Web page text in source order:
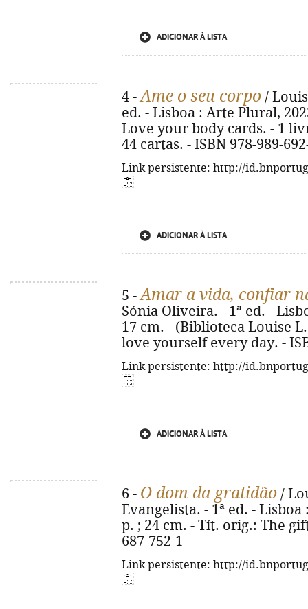
ADICIONAR À LISTA
4 -Ame o seu corpo /
ed. - Lisboa : Arte Plural,
Love your body cards. - 1
44 cartas. - ISBN 978-989-
Link persistente: http://
ADICIONAR À LISTA
5 -Amar a vida, confiar
Sónia Oliveira. - 1ª ed. -
17 cm. - (Biblioteca Louise
love yourself every day. -
Link persistente: http://
ADICIONAR À LISTA
6 - O dom da gratidão /
Evangelista. - 1ª ed. -
p. ; 24 cm. - Tít. orig.: The
687-752-1
Link persistente: http://